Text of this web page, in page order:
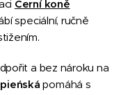
Černí koně
speciální, ručně
a bez nároku na
pomáhá s